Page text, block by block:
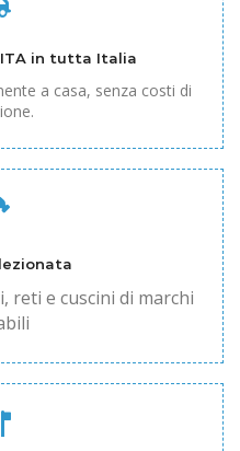
in tutta Italia
a casa, senza costi di
reti e cuscini di marchi